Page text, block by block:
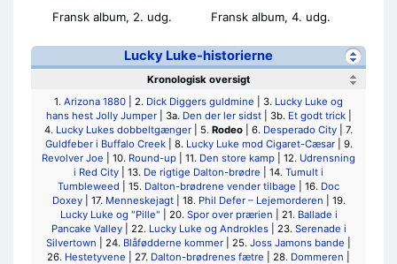
Fransk album, 2. udg. Fransk album, 4. udg.
Lucky Luke-historierne
Kronologisk oversigt
1. Arizona 1880 | 2. Dick Diggers guldmine | 3. Lucky Luke og
hans hest Jolly Jumper| 3a. Den der ler sidst| 3b. Et godt trick|
4. Lucky Lukes dobbeltgænger | 5. Rodeo | 6. Desperado City | 7.
Guldfeber i Buffalo Creek| 8. Lucky Luke mod Cigaret-Cæsar| 9.
Revolver Joe | 10. Round-up | 11. Den store kamp | 12. Udrensning
i Red City | 13. De rigtige Dalton-brødre | 14. Tumult i
Tumbleweed | 15. Dalton-brødrene vender tilbage | 16. Doc
Doxey| 17. Menneskejagt| 18. Phil Defer – Lejemorderen | 19.
Lucky Luke og "Pille" | 20. Spor over prærien | 21. Ballade i
Pancake Valley| 22. Lucky Luke og Androkles| 23. Serenade i
Silvertown | 24. Blåfødderne kommer | 25. Joss Jamons bande
26. Hestetyvene | 27. Dalton-brødrenes fætre | 28. Dommeren